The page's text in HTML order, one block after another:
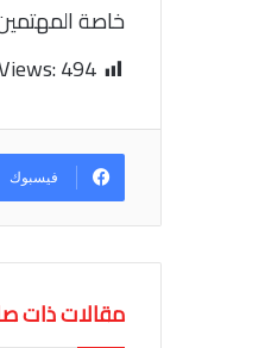
خاصة
494
فيسبوك
مقالات ذات